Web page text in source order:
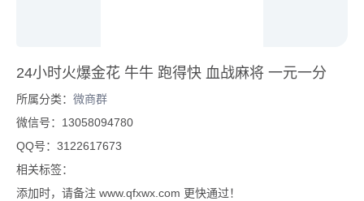
24小时火爆金花 牛牛 跑得快 血战麻将 一元一分
所属分类： 微商群
微信号：13058094780
QQ号：3122617673
相关标签：
添加时，请备注 www.qfxwx.com 更快通过！